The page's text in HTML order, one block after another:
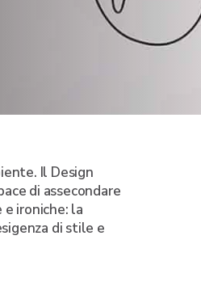
Il Design
di assecondare
ironiche: la
di stile e